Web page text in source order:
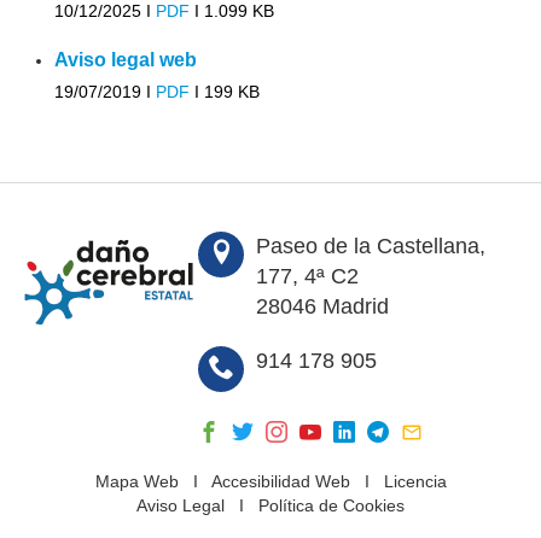
10/12/2025 I PDF I 1.099 KB
Aviso legal web
19/07/2019 I PDF I 199 KB
Paseo de la Castellana,
177, 4ª C2
28046 Madrid
914 178 905
Mapa WebI Accesibilidad WebI Licencia
Aviso Legal I Política de Cookies